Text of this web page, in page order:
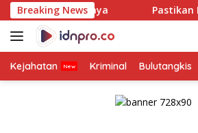
Langsung
ke
konten
Breaking NewsPastikan Pekayanan
Kejahatan Kriminal Bulutangkis